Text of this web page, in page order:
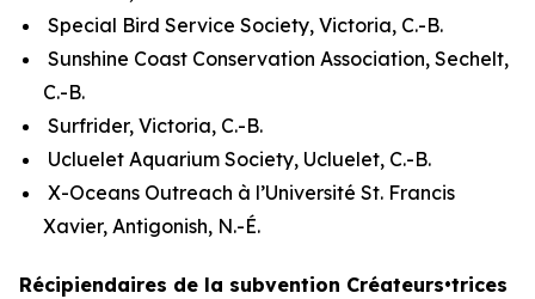
Special Bird Service Society, Victoria, C.-B.
Sunshine Coast Conservation Association, Sechelt,
C.-B.
Surfrider, Victoria, C.-B.
Ucluelet Aquarium Society, Ucluelet, C.-B.
X-Oceans Outreach à l’Université St. Francis
Xavier, Antigonish, N.-É.
Récipiendaires de la subvention Créateurs•trices